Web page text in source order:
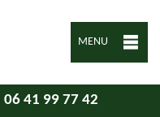
MENU
06 41 99 77 42